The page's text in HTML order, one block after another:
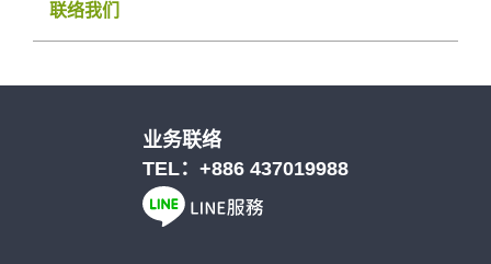
联络我们
业务联络
TEL： +886 437019988